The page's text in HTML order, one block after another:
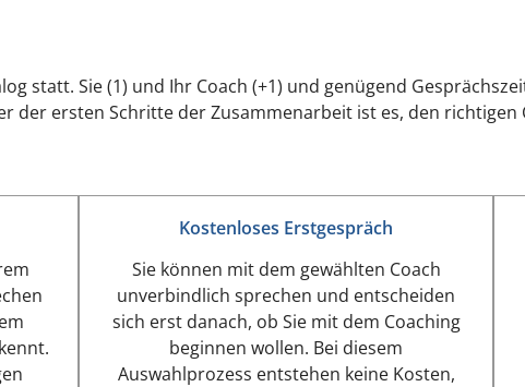
statt. Sie (1) und Ihr Coach (+1) und genügend
der ersten Schritte der Zusammenarbeit ist es, den richtigen
Kostenloses Erstgespräch
Sie können mit dem gewählten Coach
unverbindlich sprechen und entscheiden
sich erst danach, ob Sie mit dem Coaching
beginnen wollen. Bei diesem
Auswahlprozess entstehen keine Kosten,